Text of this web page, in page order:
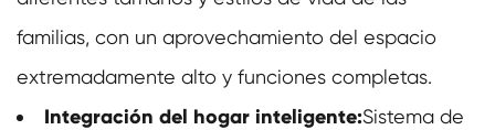
familias, con un aprovechamiento del espacio
extremadamente alto y funciones completas.
Integración del hogar inteligente:Sistema de